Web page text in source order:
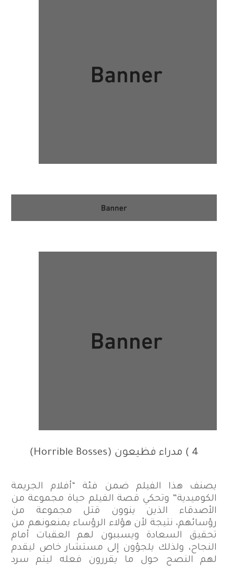
4 ) مدراء فظيعون (Horrible Bosses)
يصنف هذا الفيلم ضمن فئة “أفلام الجريمة
الكوميدية” وتحكي قصة الفيلم حياة مجموعة من
الأصدقاء الذين ينوون قتل مجموعة من
رؤسائهم، نتيجة لأن هؤلاء الرؤساء يمنعونهم من
تحقيق السعادة ويسببون لهم العقبات أمام
النجاح، ولذلك يلجؤون إلى مستشار خاص ليقدم
لهم النصح حول ما يقررون فعله ليتم سرد